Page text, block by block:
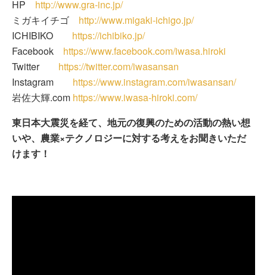
HP http://www.gra-inc.jp/
ミガキイチゴ http://www.migaki-ichigo.jp/
ICHIBIKO https://ichibiko.jp/
Facebook https://www.facebook.com/iwasa.hiroki
Twitter https://twitter.com/iwasansan
Instagram https://www.instagram.com/iwasansan/
岩佐大輝.com https://www.iwasa-hiroki.com/
東日本大震災を経て、地元の復興のための活動の熱い想
いや、農業×テクノロジーに対する考えをお聞きいただ
けます！